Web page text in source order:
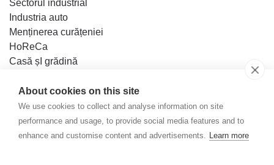
About cookies on this site
We use cookies to collect and analyse information on site
performance and usage, to provide social media features and to
enhance and customise content and advertisements. Learn more
Sectorul industrial
Industria auto
Menținerea curățeniei
HoReCa
Casă șI grădină
Contact
Mercator Medical S.R.L.